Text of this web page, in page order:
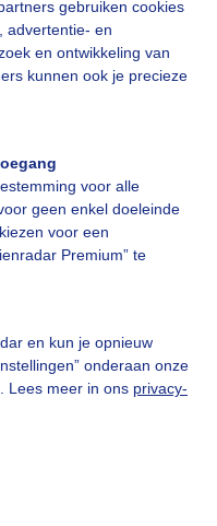
gebruiken cookies
advertentie- en
en ontwikkeling van
kunnen ook je precieze
voor alle
geen enkel doeleinde
voor een
Premium” te
en kun je opnieuw
onderaan onze
Lees meer in ons privacy-